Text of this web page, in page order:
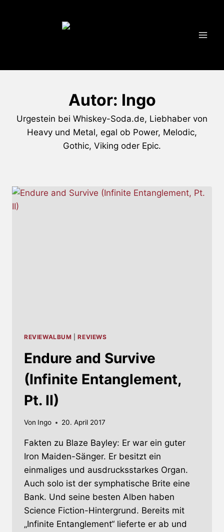
Autor: Ingo
Urgestein bei Whiskey-Soda.de, Liebhaber von
Heavy und Metal, egal ob Power, Melodic,
Gothic, Viking oder Epic.
REVIEWALBUM |REVIEWS
Endure and Survive
(Infinite Entanglement,
Pt. II)
Von Ingo 20. April 2017
Fakten zu Blaze Bayley: Er war ein guter
Iron Maiden-Sänger. Er besitzt ein
einmaliges und ausdrucksstarkes Organ.
Auch solo ist der symphatische Brite eine
Bank. Und seine besten Alben haben
Science Fiction-Hintergrund. Bereits mit
„Infinite Entanglement“ lieferte er ab und